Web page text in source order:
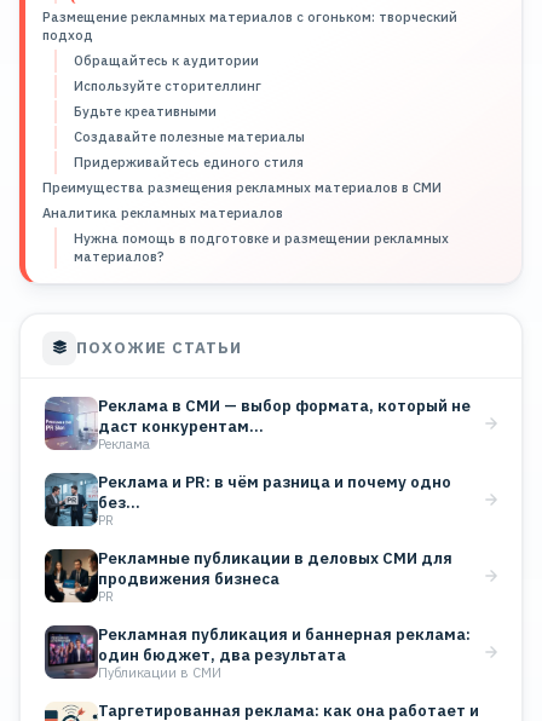
Размещение рекламных материалов с огоньком: творческий
подход
Обращайтесь к аудитории
Используйте сторителлинг
Будьте креативными
Создавайте полезные материалы
Придерживайтесь единого стиля
Преимущества размещения рекламных материалов в СМИ
Аналитика рекламных материалов
Нужна помощь в подготовке и размещении рекламных
материалов?
ПОХОЖИЕ СТАТЬИ
Реклама в СМИ — выбор формата, который не
даст конкурентам…
Реклама
Реклама и PR: в чём разница и почему одно
без…
PR
Рекламные публикации в деловых СМИ для
продвижения бизнеса
PR
Рекламная публикация и баннерная реклама:
один бюджет, два результата
Публикации в СМИ
Таргетированная реклама: как она работает и